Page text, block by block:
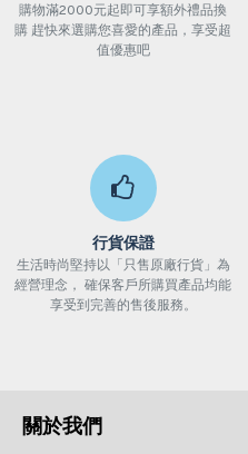
購物滿2000元起即可享額外禮品換
購 趕快來選購您喜愛的產品，享受超
值優惠吧
行貨保證
生活時尚堅持以「只售原廠行貨」為
經營理念， 確保客戶所購買產品均能
享受到完善的售後服務。
關於我們